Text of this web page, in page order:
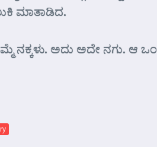
ಮಾತಾಡಿದ.
ನಕ್ಕಳು. ಅದು ಅದೇ ನಗು. ಆ